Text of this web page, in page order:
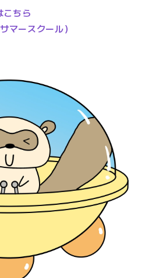
こちら
マースクール）